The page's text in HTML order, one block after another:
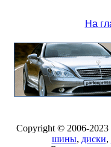
На
Copyright © 2006-2023
шины, диски,